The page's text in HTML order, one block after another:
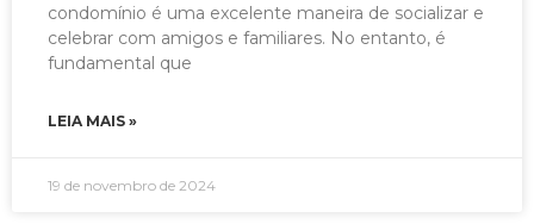
condomínio é uma excelente maneira de socializar e
celebrar com amigos e familiares. No entanto, é
fundamental que
LEIA MAIS »
19 de novembro de 2024